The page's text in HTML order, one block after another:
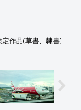
作品(草書、隷書)